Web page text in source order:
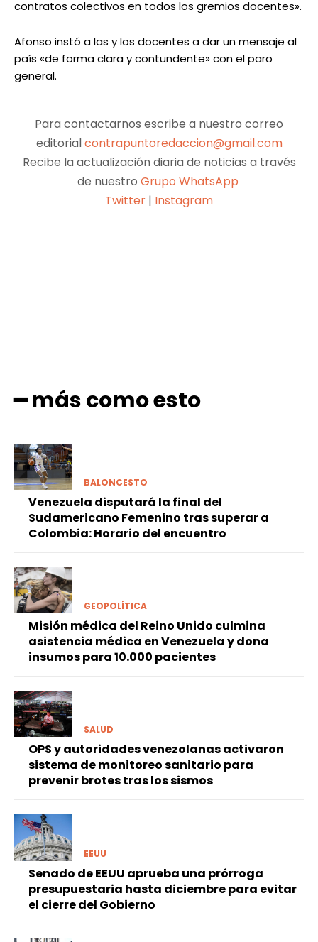
contratos colectivos en todos los gremios docentes».
Afonso instó a las y los docentes a dar un mensaje al
país «de forma clara y contundente» con el paro
general.
Para contactarnos escribe a nuestro correo
editorialcontrapuntoredaccion@gmail.com
Recibe la actualización diaria de noticias a través
de nuestro Grupo WhatsApp
Twitter | Instagram
━ más como esto
BALONCESTO
Venezuela disputará la final del
Sudamericano Femenino tras superar a
Colombia: Horario del encuentro
GEOPOLÍTICA
Misión médica del Reino Unido culmina
asistencia médica en Venezuela y dona
insumos para 10.000 pacientes
SALUD
OPS y autoridades venezolanas activaron
sistema de monitoreo sanitario para
prevenir brotes tras los sismos
EEUU
Senado de EEUU aprueba una prórroga
presupuestaria hasta diciembre para evitar
el cierre del Gobierno